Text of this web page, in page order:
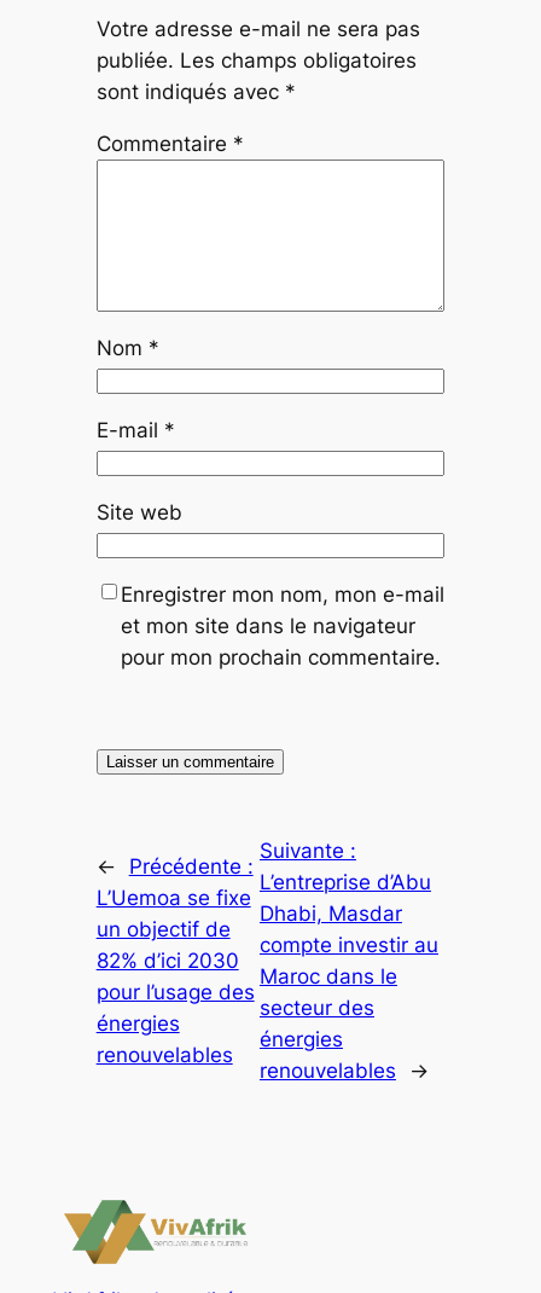
Votre adresse e-mail ne sera pas
publiée. Les champs obligatoires
sont indiqués avec *
Commentaire *
Nom *
E-mail *
Site web
Enregistrer mon nom, mon e-mail
et mon site dans le navigateur
pour mon prochain commentaire.
←
Précédente :
L’Uemoa se fixe
un objectif de
82% d’ici 2030
pour l’usage des
énergies
renouvelables
Suivante :
L’entreprise d’Abu
Dhabi, Masdar
compte investir au
Maroc dans le
secteur des
énergies
renouvelables
→